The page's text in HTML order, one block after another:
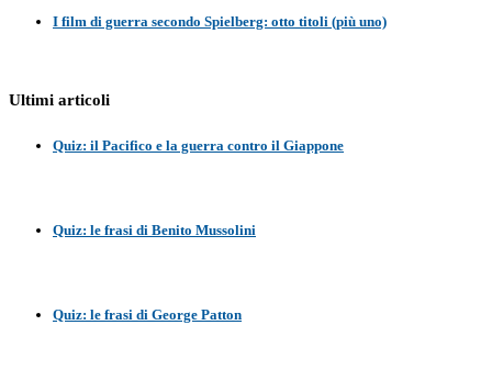
I film di guerra secondo Spielberg: otto titoli (più uno)
Ultimi articoli
Quiz: il Pacifico e la guerra contro il Giappone
Quiz: le frasi di Benito Mussolini
Quiz: le frasi di George Patton